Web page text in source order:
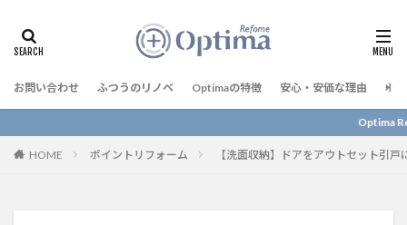
お問い合わせ ふつうのリノベ Optimaの特徴 安心・安価な理由 予
Optima Reform につい
HOME ポイントリフォーム 【洗面収納】ドアをアウトセット引